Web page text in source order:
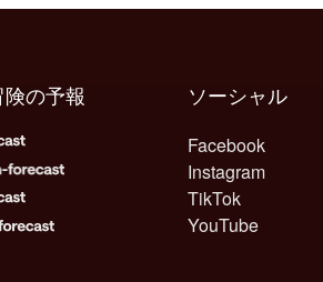
ソーシャル
Facebook
Instagram
TikTok
YouTube
の予報